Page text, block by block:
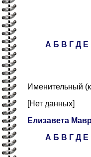
А Б В Г Д Е
Именительный
[Нет данных]
Елизавета
А Б В Г Д Е